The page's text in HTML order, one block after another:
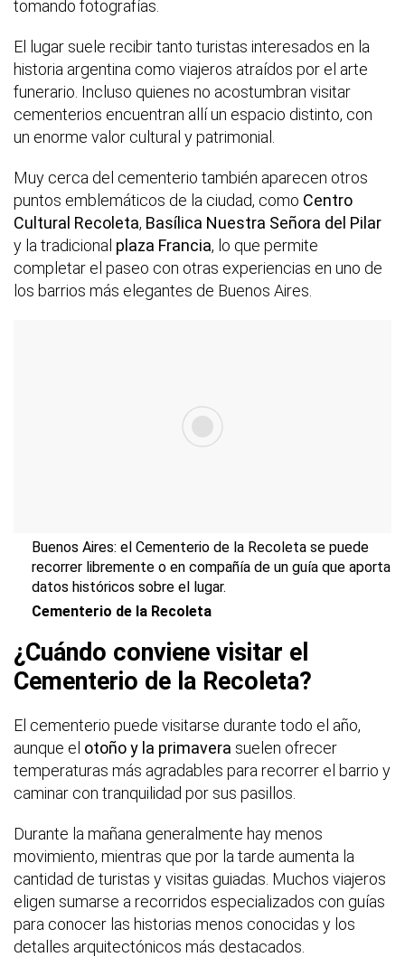
tomando fotografías.
El lugar suele recibir tanto turistas interesados en la
historia argentina como viajeros atraídos por el arte
funerario. Incluso quienes no acostumbran visitar
cementerios encuentran allí un espacio distinto, con
un enorme valor cultural y patrimonial.
Muy cerca del cementerio también aparecen otros
puntos emblemáticos de la ciudad, como Centro
Cultural Recoleta, Basílica Nuestra Señora del Pilar
y la tradicional plaza Francia, lo que permite
completar el paseo con otras experiencias en uno de
los barrios más elegantes de Buenos Aires.
Buenos Aires: el Cementerio de la Recoleta se puede
recorrer libremente o en compañía de un guía que aporta
datos históricos sobre el lugar.
Cementerio de la Recoleta
¿Cuándo conviene visitar el
Cementerio de la Recoleta?
El cementerio puede visitarse durante todo el año,
aunque el otoño y la primavera suelen ofrecer
temperaturas más agradables para recorrer el barrio y
caminar con tranquilidad por sus pasillos.
Durante la mañana generalmente hay menos
movimiento, mientras que por la tarde aumenta la
cantidad de turistas y visitas guiadas. Muchos viajeros
eligen sumarse a recorridos especializados con guías
para conocer las historias menos conocidas y los
detalles arquitectónicos más destacados.